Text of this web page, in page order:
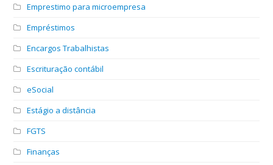
Emprestimo para microempresa
Empréstimos
Encargos Trabalhistas
Escrituração contábil
eSocial
Estágio a distância
FGTS
Finanças